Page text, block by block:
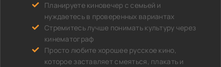
Планируете киновечер с семьей и
нуждаетесь в проверенных вариантах
Стремитесь лучше понимать культуру через
кинематограф
Просто любите хорошее русское кино,
которое заставляет смеяться, плакать и